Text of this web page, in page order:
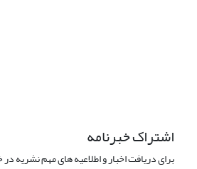
اشتراک خبرنامه
برای دریافت اخبار و اطلاعیه های مهم نشریه